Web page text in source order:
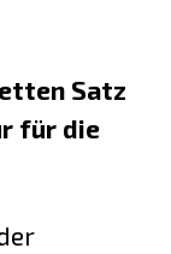
Satz
für die